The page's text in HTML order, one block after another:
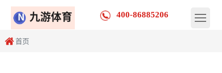
400-86885206
首页